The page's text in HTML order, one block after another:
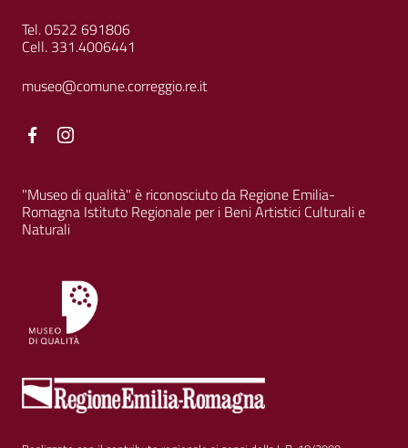
Tel. 0522 691806
Cell. 331.4006441
museo@comune.correggio.re.it
Facebook
"Museo di qualità" è riconosciuto da Regione Emilia-
Romagna Istituto Regionale per i Beni Artistici Culturali e
Naturali